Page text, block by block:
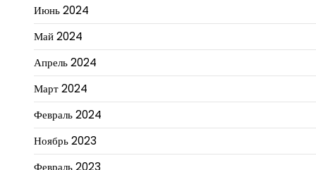
Июнь 2024
Май 2024
Апрель 2024
Март 2024
Февраль 2024
Ноябрь 2023
Февраль 2023